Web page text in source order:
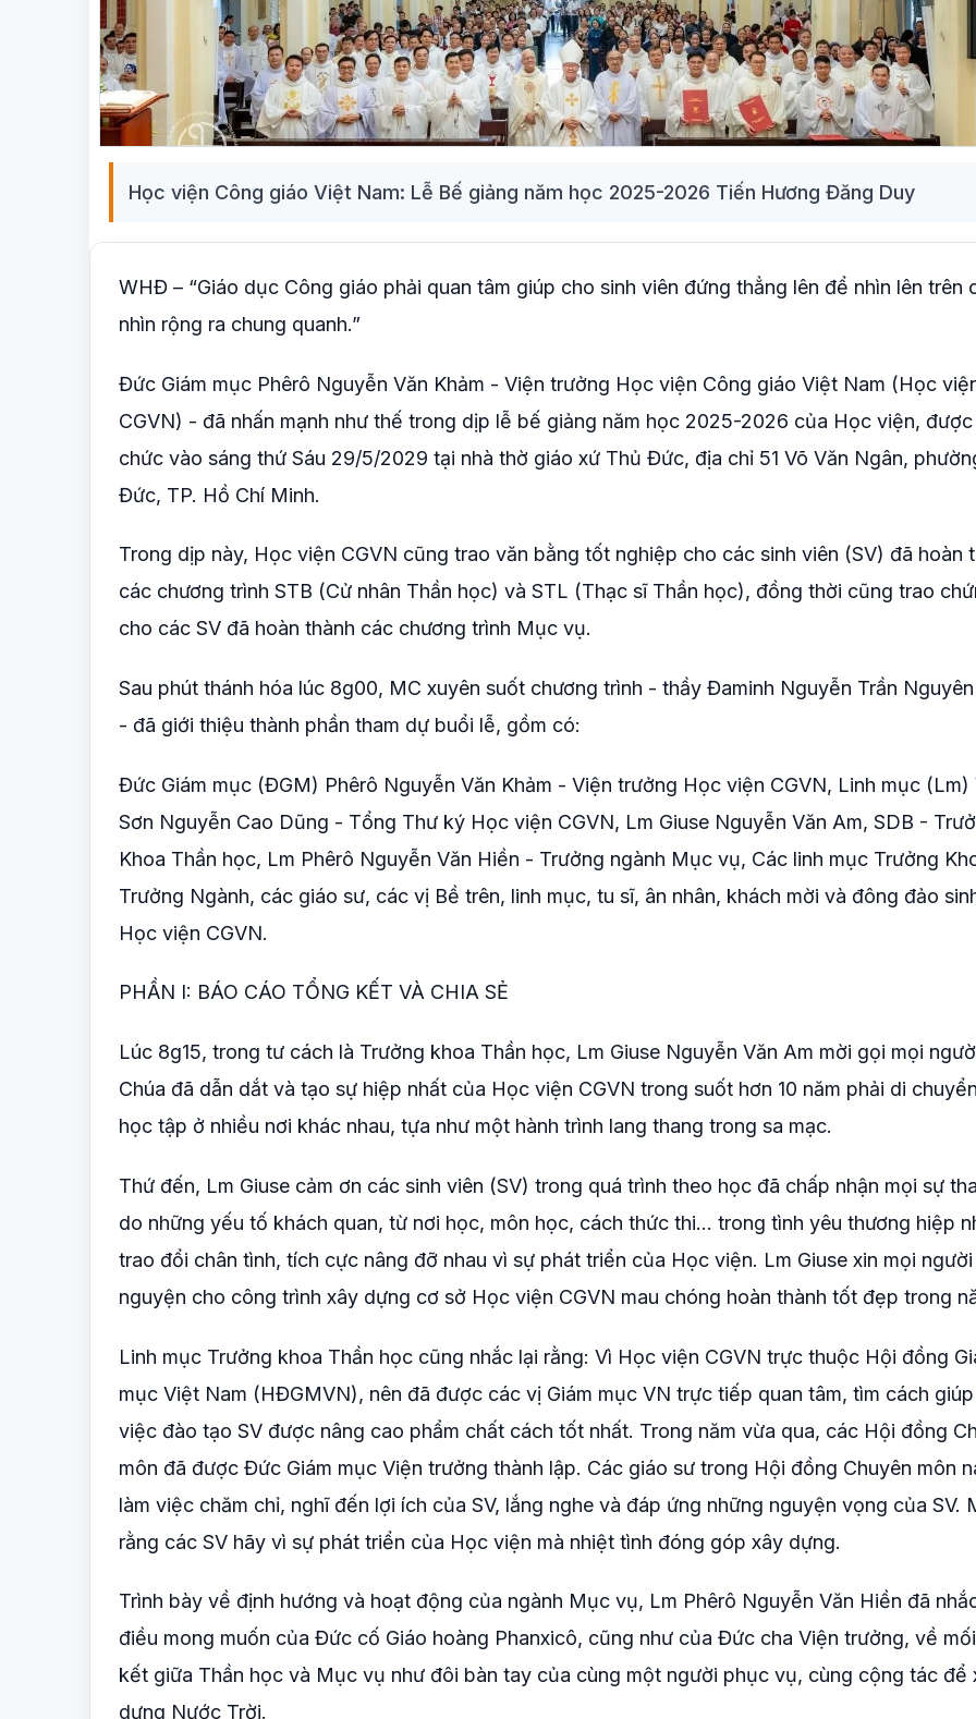
Học viện Công giáo Việt Nam: Lễ Bế giảng năm học 2025-2026 Tiến Hương Đăng Duy
WHĐ – “Giáo dục Công giáo phải quan tâm giúp cho sinh viên đứng thẳng lên để nhìn lên trên
nhìn rộng ra chung quanh.”
Đức Giám mục Phêrô Nguyễn Văn Khảm - Viện trưởng Học viện Công giáo Việt Nam (Học
CGVN) - đã nhấn mạnh như thế trong dịp lễ bế giảng năm học 2025-2026 của Học viện,
chức vào sáng thứ Sáu 29/5/2029 tại nhà thờ giáo xứ Thủ Đức, địa chỉ 51 Võ Văn Ngân,
Đức, TP. Hồ Chí Minh.
Trong dịp này, Học viện CGVN cũng trao văn bằng tốt nghiệp cho các sinh viên (SV) đã hoàn
các chương trình STB (Cử nhân Thần học) và STL (Thạc sĩ Thần học), đồng thời cũng trao
cho các SV đã hoàn thành các chương trình Mục vụ.
Sau phút thánh hóa lúc 8g00, MC xuyên suốt chương trình - thầy Đaminh Nguyễn Trần Nguyên
- đã giới thiệu thành phần tham dự buổi lễ, gồm có:
Đức Giám mục (ĐGM) Phêrô Nguyễn Văn Khảm - Viện trưởng Học viện CGVN, Linh mục (Lm)
Sơn Nguyễn Cao Dũng - Tổng Thư ký Học viện CGVN, Lm Giuse Nguyễn Văn Am, SDB -
Khoa Thần học, Lm Phêrô Nguyễn Văn Hiền - Trưởng ngành Mục vụ, Các linh mục Trưởng
Trưởng Ngành, các giáo sư, các vị Bề trên, linh mục, tu sĩ, ân nhân, khách mời và đông đảo
Học viện CGVN.
PHẦN I: BÁO CÁO TỔNG KẾT VÀ CHIA SẺ
Lúc 8g15, trong tư cách là Trưởng khoa Thần học, Lm Giuse Nguyễn Văn Am mời gọi mọi
Chúa đã dẫn dắt và tạo sự hiệp nhất của Học viện CGVN trong suốt hơn 10 năm phải di
học tập ở nhiều nơi khác nhau, tựa như một hành trình lang thang trong sa mạc.
Thứ đến, Lm Giuse cảm ơn các sinh viên (SV) trong quá trình theo học đã chấp nhận mọi sự
do những yếu tố khách quan, từ nơi học, môn học, cách thức thi… trong tình yêu thương hiệp
trao đổi chân tình, tích cực nâng đỡ nhau vì sự phát triển của Học viện. Lm Giuse xin mọi người
nguyện cho công trình xây dựng cơ sở Học viện CGVN mau chóng hoàn thành tốt đẹp trong
Linh mục Trưởng khoa Thần học cũng nhắc lại rằng: Vì Học viện CGVN trực thuộc Hội đồng
mục Việt Nam (HĐGMVN), nên đã được các vị Giám mục VN trực tiếp quan tâm, tìm cách
việc đào tạo SV được nâng cao phẩm chất cách tốt nhất. Trong năm vừa qua, các Hội đồng
môn đã được Đức Giám mục Viện trưởng thành lập. Các giáo sư trong Hội đồng Chuyên môn
làm việc chăm chỉ, nghĩ đến lợi ích của SV, lắng nghe và đáp ứng những nguyện vọng của SV.
rằng các SV hãy vì sự phát triển của Học viện mà nhiệt tình đóng góp xây dựng.
Trình bày về định hướng và hoạt động của ngành Mục vụ, Lm Phêrô Nguyễn Văn Hiền đã
điều mong muốn của Đức cố Giáo hoàng Phanxicô, cũng như của Đức cha Viện trưởng, về
kết giữa Thần học và Mục vụ như đôi bàn tay của cùng một người phục vụ, cùng cộng tác để
dựng Nước Trời.